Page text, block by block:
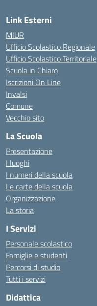
Link Esterni
MIUR
Ufficio Scolastico Regionale
Ufficio Scolastico Territoriale
Scuola in Chiaro
Iscrizioni On Line
Invalsi
Comune
Vecchio sito
La Scuola
Presentazione
I luoghi
I numeri della scuola
Le carte della scuola
Organizzazione
La storia
I Servizi
Personale scolastico
Famiglie e studenti
Percorsi di studio
Tutti i servizi
Didattica